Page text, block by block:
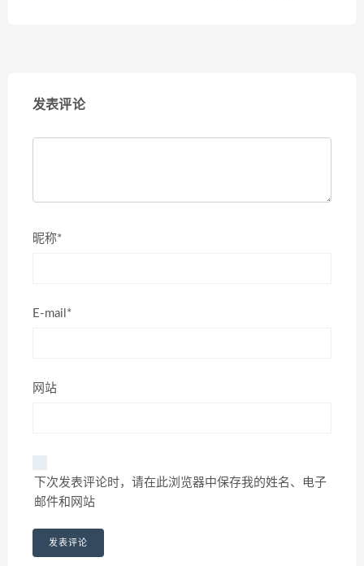
发表评论
昵称*
E-mail*
网站
下次发表评论时，请在此浏览器中保存我的姓名、电子
邮件和网站